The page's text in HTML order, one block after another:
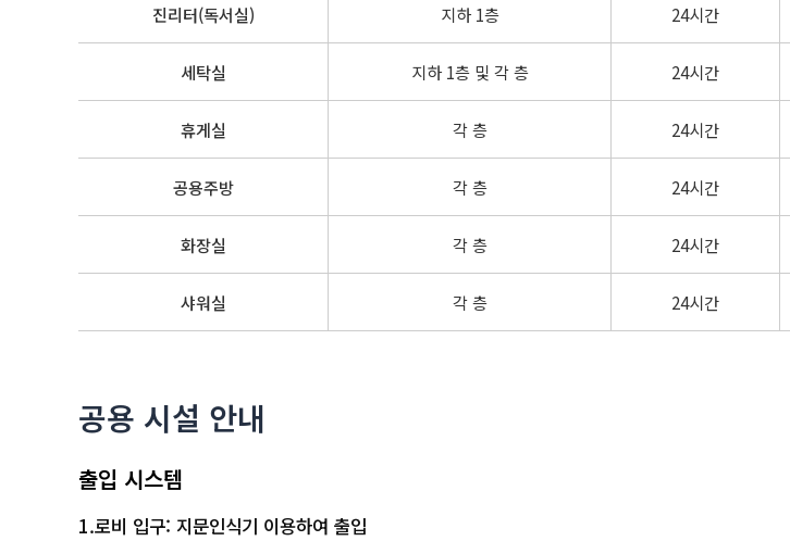
진리터(독서실) 지하 1층 24시간
세탁실 지하 1층 및 각 층 24시간
휴게실 각 층 24시간
공용주방 각 층 24시간
화장실 각 층 24시간
샤워실 각 층 24시간
공용 시설 안내
출입 시스템
1.로비 입구: 지문인식기 이용하여 출입